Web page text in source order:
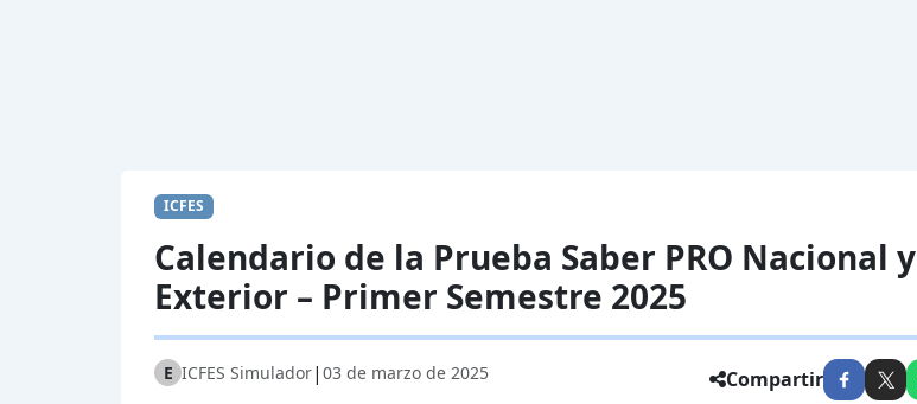
ICFES
Calendario de la Prueba Saber PRO Nacional y
Exterior – Primer Semestre 2025
E ICFES Simulador| 03 de marzo de 2025 Compartir